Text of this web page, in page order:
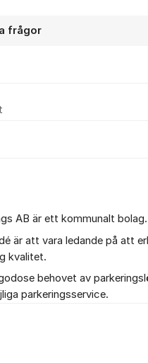
frågor
AB är ett kommunalt bolag.
är att vara ledande på att
kvalitet.
behovet av
parkeringsservice.